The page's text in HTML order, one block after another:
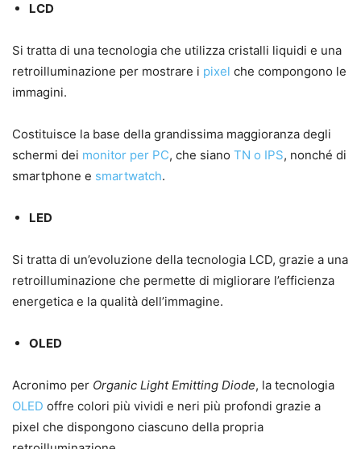
LCD
Si tratta di una tecnologia che utilizza cristalli liquidi e una
retroilluminazione per mostrare i pixel che compongono le
immagini.
Costituisce la base della grandissima maggioranza degli
schermi dei monitor per PC, che siano TN o IPS, nonché di
smartphone e smartwatch.
LED
Si tratta di un’evoluzione della tecnologia LCD, grazie a una
retroilluminazione che permette di migliorare l’efficienza
energetica e la qualità dell’immagine.
OLED
Acronimo per Organic Light Emitting Diode, la tecnologia
OLED offre colori più vividi e neri più profondi grazie a
pixel che dispongono ciascuno della propria